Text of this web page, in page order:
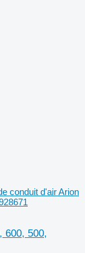
conduit d'air Arion
600, 500,